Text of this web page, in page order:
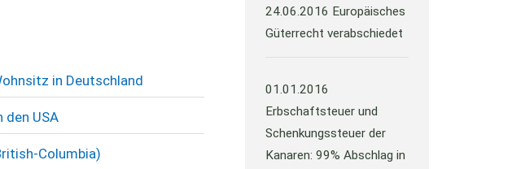
in Deutschland
den USA
Columbia)
24.06.2016 Europäisches
Güterrecht verabschiedet
01.01.2016
Erbschaftsteuer und
Schenkungssteuer der
Kanaren: 99% Abschlag in